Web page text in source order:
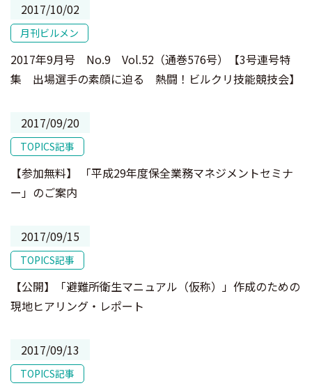
2017/10/02
月刊ビルメン
2017年9月号 No.9 Vol.52（通巻576号）【3号連号特
集 出場選手の素顔に迫る 熱闘！ビルクリ技能競技会】
2017/09/20
TOPICS記事
【参加無料】 「平成29年度保全業務マネジメントセミナ
ー」のご案内
2017/09/15
TOPICS記事
【公開】「避難所衛生マニュアル（仮称）」作成のための
現地ヒアリング・レポート
2017/09/13
TOPICS記事